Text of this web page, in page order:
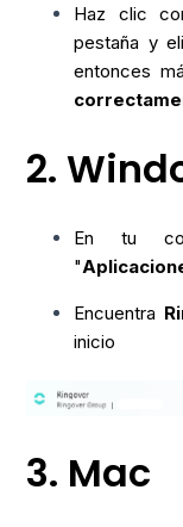
Haz clic
pestaña y
entonces
2.
En tu
"
Encuentra
inicio
3. Mac